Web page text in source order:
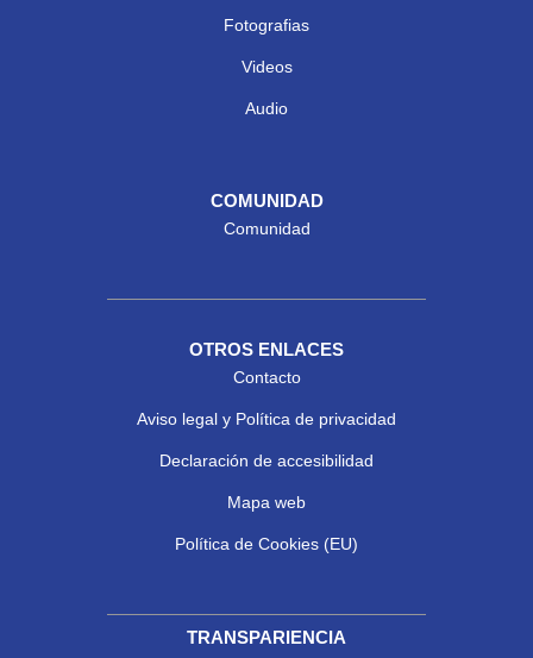
Fotografias
Videos
Audio
COMUNIDAD
Comunidad
OTROS ENLACES
Contacto
Aviso legal y Política de privacidad
Declaración de accesibilidad
Mapa web
Política de Cookies (EU)
TRANSPARIENCIA